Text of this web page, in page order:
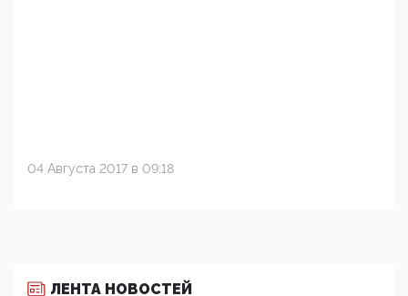
04 Августа 2017 в 09:18
ЛЕНТА НОВОСТЕЙ